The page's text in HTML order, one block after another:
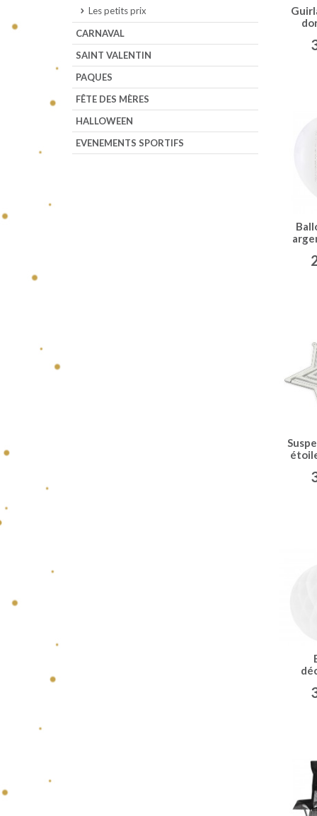
Les petits prix
CARNAVAL
SAINT VALENTIN
PAQUES
FÊTE DES MÈRES
HALLOWEEN
EVENEMENTS SPORTIFS